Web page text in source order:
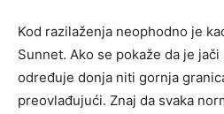
Kod razilaženja neophodno je
Sunnet. Ako se pokaže da je
određuje donja niti gornja
preovlađujući. Znaj da svaka